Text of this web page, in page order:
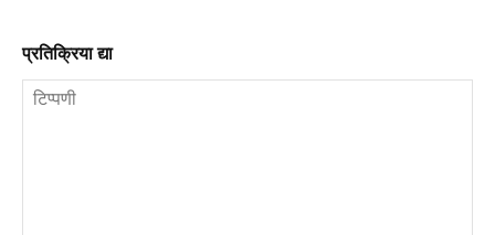
प्रतिक्रिया द्या